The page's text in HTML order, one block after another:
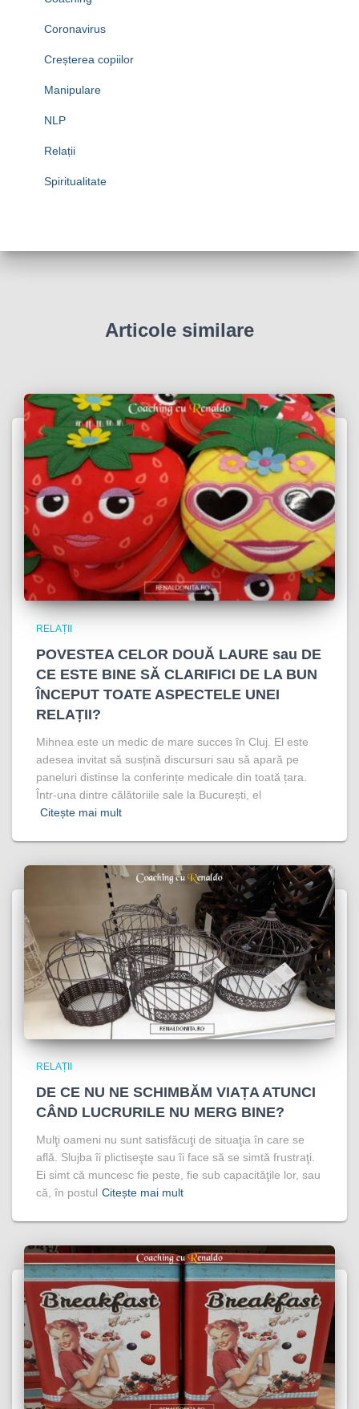
Coronavirus
Creșterea copiilor
Manipulare
NLP
Relații
Spiritualitate
Articole similare
RELAȚII
POVESTEA CELOR DOUĂ LAURE sau DE
CE ESTE BINE SĂ CLARIFICI DE LA BUN
ÎNCEPUT TOATE ASPECTELE UNEI
RELAȚII?
Mihnea este un medic de mare succes în Cluj. El este
adesea invitat să susțină discursuri sau să apară pe
paneluri distinse la conferințe medicale din toată țara.
Într-una dintre călătoriile sale la București, el
Citește mai mult
RELAȚII
DE CE NU NE SCHIMBĂM VIAȚA ATUNCI
CÂND LUCRURILE NU MERG BINE?
Mulţi oameni nu sunt satisfăcuţi de situaţia în care se
află. Slujba îi plictiseşte sau îi face să se simtă frustraţi.
Ei simt că muncesc fie peste, fie sub capacităţile lor, sau
că, în postul Citește mai mult